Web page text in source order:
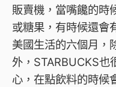
販賣機，當嘴饞的時
或糖果，有時候還會
美國生活的六個月，
外，STARBUCKS也
心，在點飲料的時候